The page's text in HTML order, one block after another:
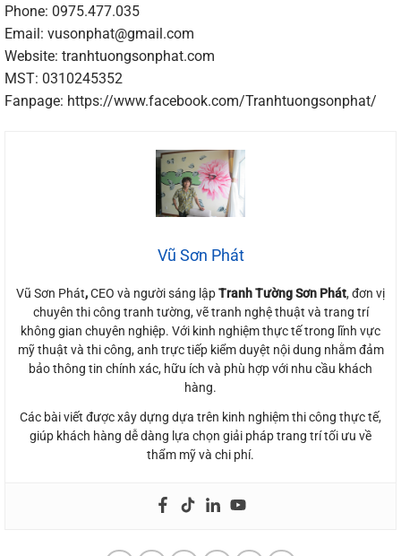
Phone: 0975.477.035
Email: vusonphat@gmail.com
Website: tranhtuongsonphat.com
MST: 0310245352
Fanpage: https://www.facebook.com/Tranhtuongsonphat/
Vũ Sơn Phát
Vũ Sơn Phát,CEO và người sáng lậpTranh Tường Sơn Phát, đơn vị
chuyên thi công tranh tường, vẽ tranh nghệ thuật và trang trí
không gian chuyên nghiệp. Với kinh nghiệm thực tế trong lĩnh vực
mỹ thuật và thi công, anh trực tiếp kiểm duyệt nội dung nhằm đảm
bảo thông tin chính xác, hữu ích và phù hợp với nhu cầu khách
hàng.
Các bài viết được xây dựng dựa trên kinh nghiệm thi công thực tế,
giúp khách hàng dễ dàng lựa chọn giải pháp trang trí tối ưu về
thẩm mỹ và chi phí.